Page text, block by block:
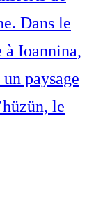
Dans le
à Ioannina,
paysage
le